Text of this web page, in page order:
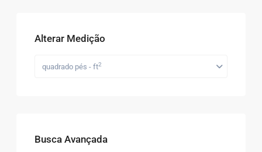
Alterar Medição
quadrado pés - ft2
Busca Avançada